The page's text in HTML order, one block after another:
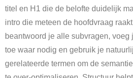
titel en H1 die de belofte duidelijk
intro die meteen de hoofdvraag
beantwoord je alle subvragen, voeg
toe waar nodig en gebruik je
gerelateerde termen om de